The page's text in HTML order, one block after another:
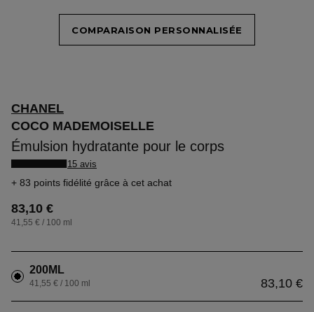
COMPARAISON PERSONNALISÉE
CHANEL
COCO MADEMOISELLE
Émulsion hydratante pour le corps
15 avis
83 points fidélité grâce à cet achat
83,10 €
41,55 € / 100 ml
200ML
83,10 €
41,55 € / 100 ml